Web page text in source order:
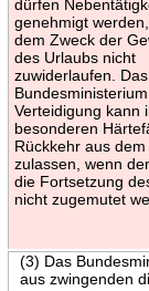
dürfen
genehmigt
dem Zweck der
des Urlaubs nicht
zuwiderlaufen. Das
Verteidigung kann
besonderen
Rückkehr aus
zulassen, wenn
die Fortsetzung
nicht zugemutet
(3) Das
aus zwingenden